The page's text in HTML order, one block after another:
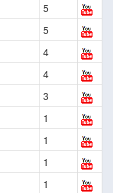
5
5
4
4
3
1
1
1
1